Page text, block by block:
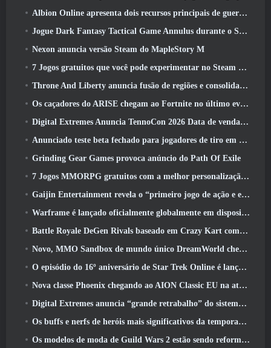
Albion Online apresenta dois recursos principais de guerra de facções na atualização Realm Divided Part II
Jogue Dark Fantasy Tactical Game Annulus durante o Steam Next Fest
Nexon anuncia versão Steam do MapleStory M
7 Jogos gratuitos que você pode experimentar no Steam Next Fest
Throne And Liberty anuncia fusão de regiões e consolidação de servidores
Os caçadores do ARISE chegam ao Fortnite no último evento de colaboração
Digital Extremes Anuncia TennoCon 2026 Data de venda de ingressos
Anunciado teste beta fechado para jogadores de tiro em terceira pessoa
Grinding Gear Games provoca anúncio do Path Of Exile
7 Jogos MMORPG gratuitos com a melhor personalização de personagens
Gaijin Entertainment revela o “primeiro jogo de ação e extração espacial” Star Wrath
Warframe é lançado oficialmente globalmente em dispositivos Android
Battle Royale DeGen Rivals baseado em Crazy Kart combina todas as coisas que você provavelmente não sabia que queria combinadas
Novo, MMO Sandbox de mundo único DreamWorld chegando ao Steam com acesso antecipado
O episódio do 16º aniversário de Star Trek Online é lançado como parte da atualização de “corrupção”
Nova classe Phoenix chegando ao AION Classic EU na atualização ‘Ignite’
Digital Extremes anuncia “grande retrabalho” do sistema de progressão de jogadores do Soulframe
Os buffs e nerfs de heróis mais significativos da temporada 6.5
Os modelos de moda de Guild Wars 2 estão sendo reformulados com base no feedback dos jogadores